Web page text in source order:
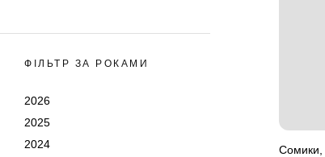
ФІЛЬТР ЗА РОКАМИ
2026
2025
2024
Сомики,